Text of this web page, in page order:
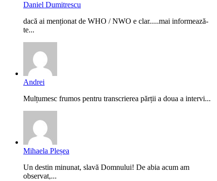
Daniel Dumitrescu
dacă ai menționat de WHO / NWO e clar.....mai informează-
te...
Andrei
Mulțumesc frumos pentru transcrierea părții a doua a intervi...
Mihaela Pleșea
Un destin minunat, slavă Domnului! De abia acum am
observat,...